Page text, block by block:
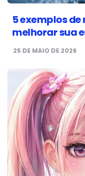
5 exemplos
melhorar sua
25 DE MAIO DE 2026